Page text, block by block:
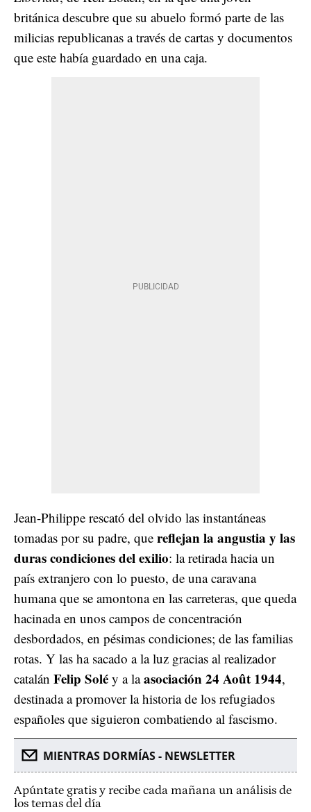
británica descubre que su abuelo formó parte de las
milicias republicanas a través de cartas y documentos
que este había guardado en una caja.
Jean-Philippe rescató del olvido las instantáneas
tomadas por su padre, que reflejan la angustia y las
duras condiciones del exilio: la retirada hacia un
país extranjero con lo puesto, de una caravana
humana que se amontona en las carreteras, que queda
hacinada en unos campos de concentración
desbordados, en pésimas condiciones; de las familias
rotas. Y las ha sacado a la luz gracias al realizador
catalán Felip Solé y a laasociación 24 Août 1944,
destinada a promover la historia de los refugiados
españoles que siguieron combatiendo al fascismo.
MIENTRAS DORMÍAS - NEWSLETTER
Apúntate gratis y recibe cada mañana un análisis de
los temas del día